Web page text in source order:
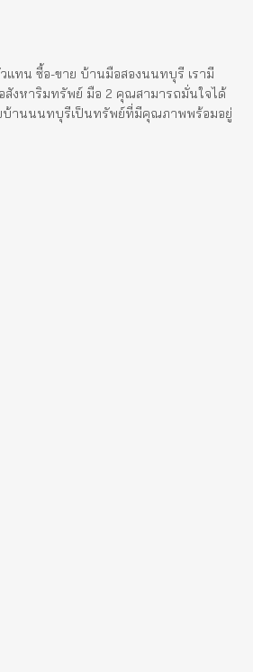
ทน ซื้อ-ขาย บ้านมือสองนนทบุรี เรามี
สังหาริมทรัพย์ มือ 2 คุณสามารถมั่นใจได้
บ้านนนทบุรีเป็นทรัพย์ที่มีคุณภาพพร้อมอยู่